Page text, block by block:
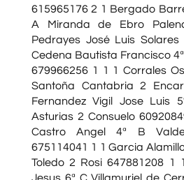
615965176 2 1 Bergado
A Miranda de Ebro
Pedrayes José Luis
Cedena Bautista Francisco
679966256 1 1 1 Corrales
Santoña Cantabria 2
Fernandez Vigil Jose Luis
Asturias 2 Consuelo
Castro Angel 4ª B
675114041 1 1 Garcia
Toledo 2 Rosi 647881208 1
Jesus 6ª C Villamuriel de